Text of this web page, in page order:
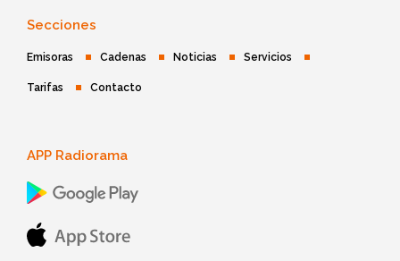
Secciones
Emisoras Cadenas Noticias Servicios
Tarifas Contacto
APP Radiorama